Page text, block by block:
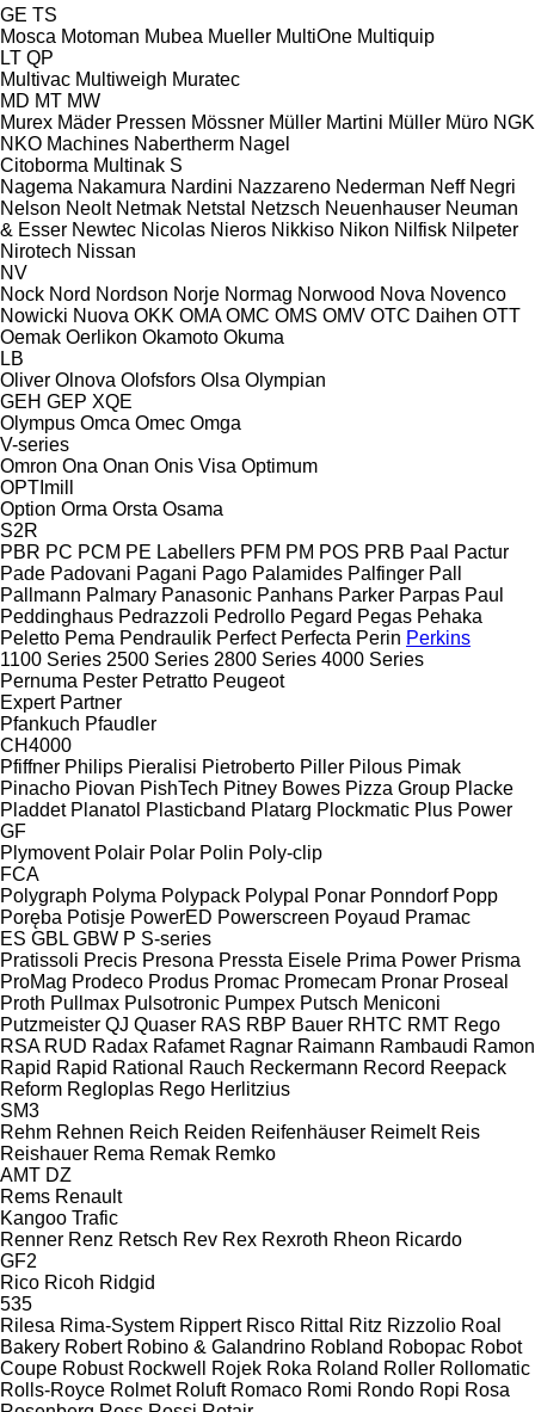
GE TS
Mosca Motoman Mubea Mueller MultiOne Multiquip
LT QP
Multivac Multiweigh Muratec
MD MT MW
Murex Mäder Pressen Mössner Müller Martini Müller Müro NGK
NKO Machines Nabertherm Nagel
Citoborma Multinak S
Nagema Nakamura Nardini Nazzareno Nederman Neff Negri
Nelson Neolt Netmak Netstal Netzsch Neuenhauser Neuman
& Esser Newtec Nicolas Nieros Nikkiso Nikon Nilfisk Nilpeter
Nirotech Nissan
NV
Nock Nord Nordson Norje Normag Norwood Nova Novenco
Nowicki Nuova OKK OMA OMC OMS OMV OTC Daihen OTT
Oemak Oerlikon Okamoto Okuma
LB
Oliver Olnova Olofsfors Olsa Olympian
GEH GEP XQE
Olympus Omca Omec Omga
V-series
Omron Ona Onan Onis Visa Optimum
OPTImill
Option Orma Orsta Osama
S2R
PBR PC PCM PE Labellers PFM PM POS PRB Paal
Pactur
Pade Padovani Pagani Pago Palamides Palfinger Pall
Pallmann Palmary Panasonic Panhans Parker Parpas Paul
Peddinghaus Pedrazzoli Pedrollo Pegard Pegas Pehaka
Peletto Pema Pendraulik Perfect Perfecta Perin Perkins
1100 Series 2500 Series 2800 Series 4000 Series
Pernuma Pester Petratto Peugeot
Expert Partner
Pfankuch Pfaudler
CH4000
Pfiffner Philips Pieralisi Pietroberto Piller Pilous Pimak
Pinacho Piovan PishTech Pitney Bowes Pizza Group Placke
Pladdet Planatol Plasticband Platarg Plockmatic Plus Power
GF
Plymovent Polair Polar Polin Poly-clip
FCA
Polygraph Polyma Polypack Polypal Ponar Ponndorf Popp
Poręba Potisje PowerED Powerscreen Poyaud Pramac
ES GBL GBW P S-series
Pratissoli Precis Presona Pressta Eisele Prima Power Prisma
ProMag Prodeco Produs Promac Promecam Pronar Proseal
Proth Pullmax Pulsotronic Pumpex Putsch Meniconi
Putzmeister QJ Quaser RAS RBP Bauer RHTC RMT Rego
RSA RUD Radax Rafamet Ragnar Raimann Rambaudi Ramon
Rapid Rapid Rational Rauch Reckermann Record Reepack
Reform Regloplas Rego Herlitzius
SM3
Rehm Rehnen Reich Reiden Reifenhäuser Reimelt Reis
Reishauer Rema Remak Remko
AMT DZ
Rems Renault
Kangoo Trafic
Renner Renz Retsch Rev Rex Rexroth Rheon Ricardo
GF2
Rico Ricoh Ridgid
535
Rilesa Rima-System Rippert Risco Rittal Ritz Rizzolio Roal
Bakery Robert Robino & Galandrino Robland Robopac Robot
Coupe Robust Rockwell Rojek Roka Roland Roller Rollomatic
Rolls-Royce Rolmet Roluft Romaco Romi Rondo Ropi Rosa